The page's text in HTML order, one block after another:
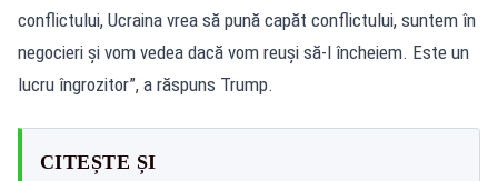
conflictului, Ucraina vrea să pună capăt conflictului, suntem în
negocieri și vom vedea dacă vom reuși să-l încheiem. Este un
lucru îngrozitor”, a răspuns Trump.
CITEȘTE ȘI